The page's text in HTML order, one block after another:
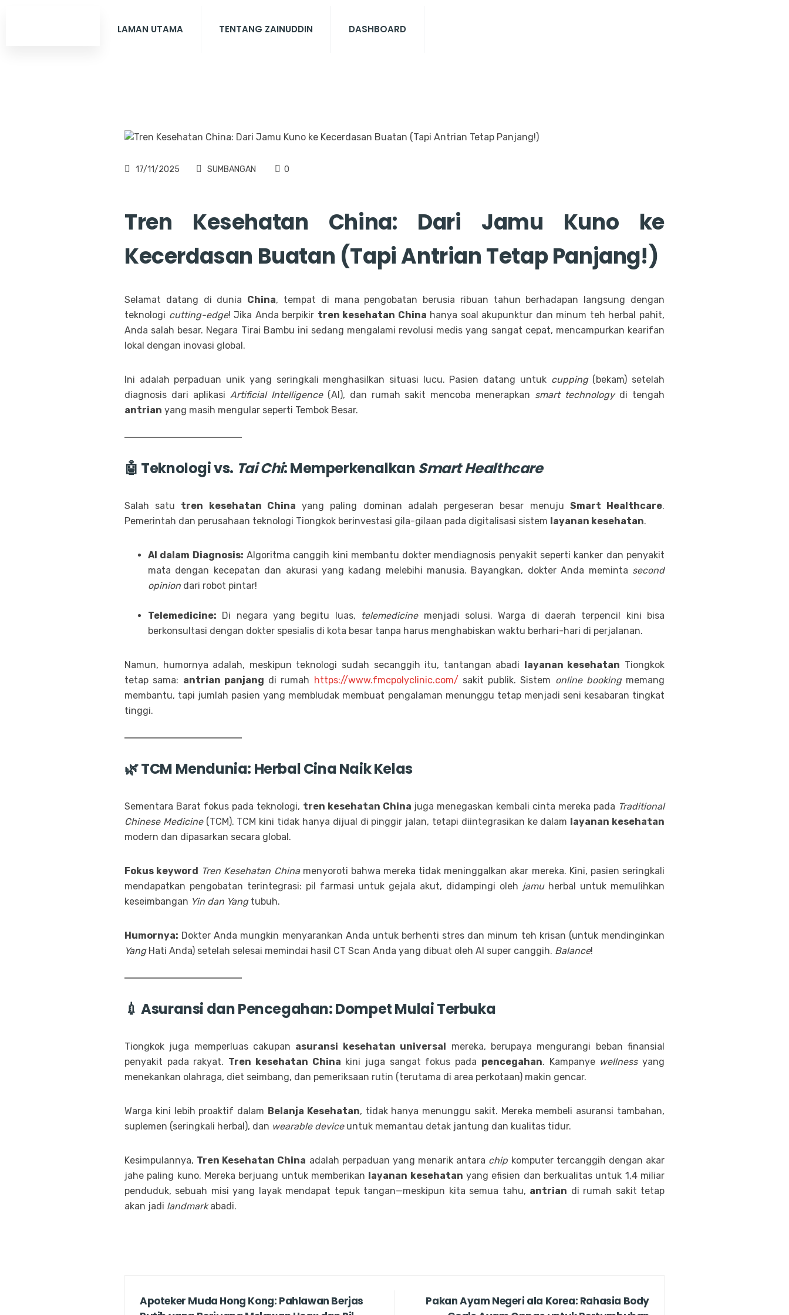
LAMAN UTAMA TENTANG ZAINUDDIN DASHBOARD
17/11/2025 SUMBANGAN 0
Tren Kesehatan China: Dari Jamu Kuno ke
Kecerdasan Buatan (Tapi Antrian Tetap Panjang!)
Selamat datang di dunia China, tempat di mana pengobatan berusia ribuan tahun berhadapan langsung dengan
teknologi cutting-edge! Jika Anda berpikir tren kesehatan China hanya soal akupunktur dan minum teh herbal pahit,
Anda salah besar. Negara Tirai Bambu ini sedang mengalami revolusi medis yang sangat cepat, mencampurkan kearifan
lokal dengan inovasi global.
Ini adalah perpaduan unik yang seringkali menghasilkan situasi lucu. Pasien datang untuk cupping(bekam) setelah
diagnosis dari aplikasi Artificial Intelligence(AI), dan rumah sakit mencoba menerapkan smart technologydi tengah
antrian yang masih mengular seperti Tembok Besar.
🤖 Teknologi vs. Tai Chi: Memperkenalkan Smart Healthcare
Salah satu tren kesehatan China yang paling dominan adalah pergeseran besar menuju Smart Healthcare.
Pemerintah dan perusahaan teknologi Tiongkok berinvestasi gila-gilaan pada digitalisasi sistem layanan kesehatan.
AI dalam Diagnosis: Algoritma canggih kini membantu dokter mendiagnosis penyakit seperti kanker dan penyakit
mata dengan kecepatan dan akurasi yang kadang melebihi manusia. Bayangkan, dokter Anda meminta second
opinion dari robot pintar!
Telemedicine: Di negara yang begitu luas, telemedicinemenjadi solusi. Warga di daerah terpencil kini bisa
berkonsultasi dengan dokter spesialis di kota besar tanpa harus menghabiskan waktu berhari-hari di perjalanan.
Namun, humornya adalah, meskipun teknologi sudah secanggih itu, tantangan abadi layanan kesehatan Tiongkok
tetap sama: antrian panjang di rumah https://www.fmcpolyclinic.com/ sakit publik. Sistem online bookingmemang
membantu, tapi jumlah pasien yang membludak membuat pengalaman menunggu tetap menjadi seni kesabaran tingkat
tinggi.
🌿 TCM Mendunia: Herbal Cina Naik Kelas
Sementara Barat fokus pada teknologi, tren kesehatan China juga menegaskan kembali cinta mereka pada Traditional
Chinese Medicine(TCM). TCM kini tidak hanya dijual di pinggir jalan, tetapi diintegrasikan ke dalam layanan kesehatan
modern dan dipasarkan secara global.
Fokus keyword Tren Kesehatan Chinamenyoroti bahwa mereka tidak meninggalkan akar mereka. Kini, pasien seringkali
mendapatkan pengobatan terintegrasi: pil farmasi untuk gejala akut, didampingi oleh jamuherbal untuk memulihkan
keseimbangan Yin dan Yangtubuh.
Humornya: Dokter Anda mungkin menyarankan Anda untuk berhenti stres dan minum teh krisan (untuk mendinginkan
YangHati Anda) setelah selesai memindai hasil CT Scan Anda yang dibuat oleh AI super canggih. Balance!
💉 Asuransi dan Pencegahan: Dompet Mulai Terbuka
Tiongkok juga memperluas cakupan asuransi kesehatan universal mereka, berupaya mengurangi beban finansial
penyakit pada rakyat. Tren kesehatan China kini juga sangat fokus pada pencegahan. Kampanye wellnessyang
menekankan olahraga, diet seimbang, dan pemeriksaan rutin (terutama di area perkotaan) makin gencar.
Warga kini lebih proaktif dalam Belanja Kesehatan, tidak hanya menunggu sakit. Mereka membeli asuransi tambahan,
suplemen (seringkali herbal), dan wearable deviceuntuk memantau detak jantung dan kualitas tidur.
Kesimpulannya, Tren Kesehatan China adalah perpaduan yang menarik antara chip komputer tercanggih dengan akar
jahe paling kuno. Mereka berjuang untuk memberikan layanan kesehatan yang efisien dan berkualitas untuk 1,4 miliar
penduduk, sebuah misi yang layak mendapat tepuk tangan—meskipun kita semua tahu, antrian di rumah sakit tetap
akan jadi landmarkabadi.
Apoteker Muda Hong Kong: Pahlawan Berjas
Pakan Ayam Negeri ala Korea: Rahasia Body